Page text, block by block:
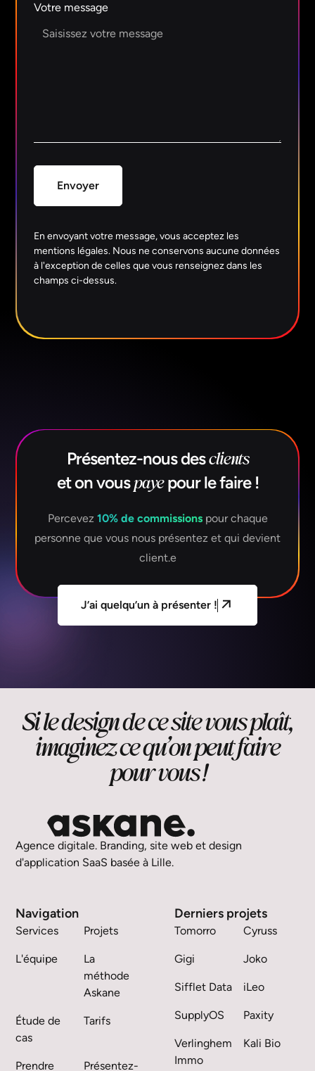
Votre message
En envoyant votre message, vous acceptez les
mentions légales. Nous ne conservons aucune données
à l'exception de celles que vous renseignez dans les
champs ci-dessus.
Présentez-nous desclients
et on vouspayepour le faire !
Percevez 10% de commissionspour chaque
personne que vous nous présentez et qui devient
client.e
J’ai quelqu’un à présenter !
Si le design de ce site vous plaît,
imaginez ce qu’on peut faire
pour vous !
Agence digitale. Branding, site web et design
d'application SaaS basée à Lille.
Navigation
Services Projets
L'équipe
La
méthode
Askane
Étude de
cas
Tarifs
Prendre Présentez-
Derniers projets
Tomorro Cyruss
Gigi Joko
Sifflet Data iLeo
SupplyOS Paxity
Verlinghem
Immo
Kali Bio